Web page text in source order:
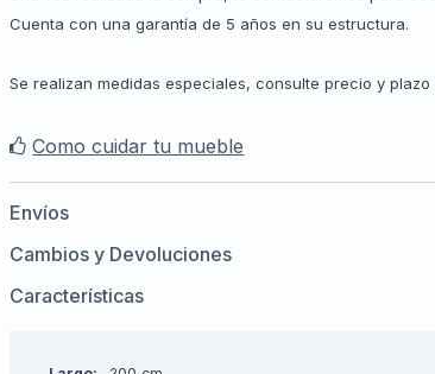
Cuenta con una garantía de 5 años en su estructura.
Se realizan medidas especiales, consulte precio y plazo
Como cuidar tu mueble
Envíos
Cambios y Devoluciones
Características